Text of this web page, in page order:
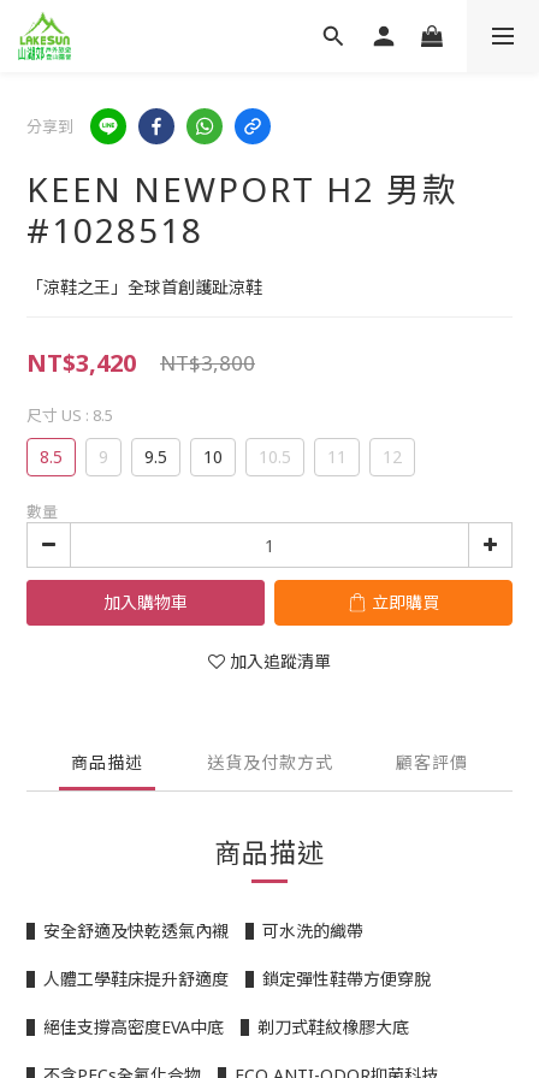
分享到
KEEN NEWPORT H2 男款
#1028518
「涼鞋之王」全球首創護趾涼鞋
NT$3,420 NT$3,800
尺寸 US : 8.5
8.5 9 9.5 10 10.5 11 12
數量
加入購物車 立即購買
加入追蹤清單
商品描述 送貨及付款方式 顧客評價
商品描述
▌安全舒適及快乾透氣內襯 ▌可水洗的織帶
▌人體工學鞋床提升舒適度 ▌鎖定彈性鞋帶方便穿脫
▌絕佳支撐高密度EVA中底 ▌剃刀式鞋紋橡膠大底